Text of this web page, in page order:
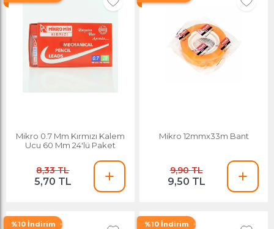
Mikro 0.7 Mm Kırmızı Kalem
Ucu 60 Mm 24'lü Paket
8,33 TL
5,70 TL
Mikro 12mmx33m Bant
9,90 TL
9,50 TL
%10 İndirim %10 İndirim